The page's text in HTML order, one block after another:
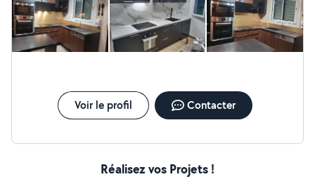
Voir le profil Contacter
Réalisez vos Projets !